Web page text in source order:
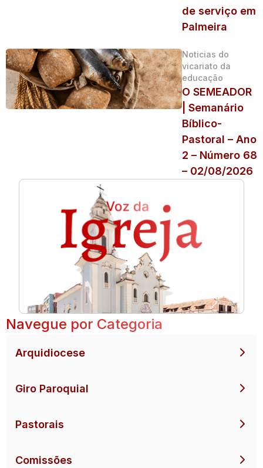
de serviço em
Palmeira
Noticias do
vicariato da
educação
O SEMEADOR
| Semanário
Bíblico-
Pastoral – Ano
2 – Número 68
– 02/08/2026
Navegue por Categoria
Arquidiocese
Giro Paroquial
Pastorais
Comissões